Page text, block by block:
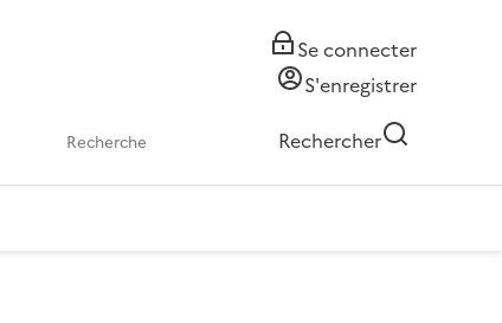
Se connecter
S'enregistrer
Rechercher